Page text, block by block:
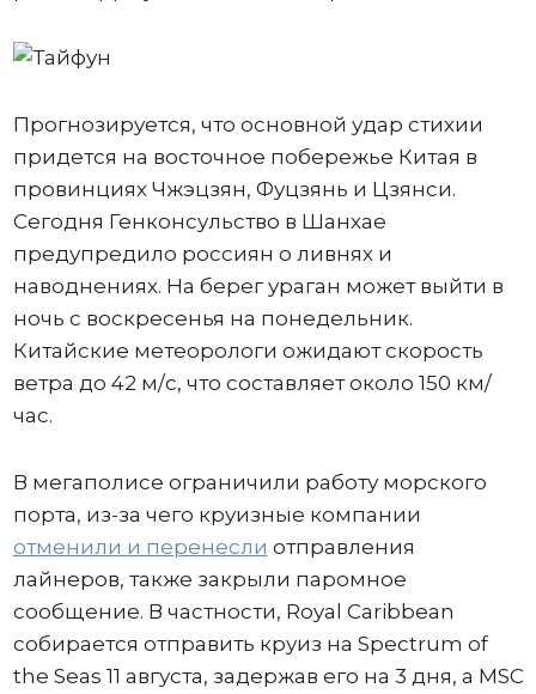
Прогнозируется, что основной удар стихии
придется на восточное побережье Китая в
провинциях Чжэцзян, Фуцзянь и Цзянси.
Сегодня Генконсульство в Шанхае
предупредило россиян о ливнях и
наводнениях. На берег ураган может выйти в
ночь с воскресенья на понедельник.
Китайские метеорологи ожидают скорость
ветра до 42 м/с, что составляет около 150 км/
час.
В мегаполисе ограничили работу морского
порта, из-за чего круизные компании
отменили и перенесли отправления
лайнеров, также закрыли паромное
сообщение. В частности, Royal Caribbean
собирается отправить круиз на Spectrum of
the Seas 11 августа, задержав его на 3 дня, а MSC